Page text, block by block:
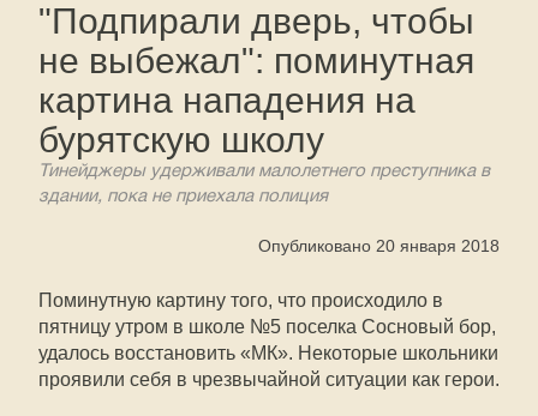
"Подпирали дверь, чтобы
не выбежал": поминутная
картина нападения на
бурятскую школу
Тинейджеры удерживали малолетнего преступника в
здании, пока не приехала полиция
Опубликовано 20 января 2018
Поминутную картину того, что происходило в
пятницу утром в школе №5 поселка Сосновый бор,
удалось восстановить «МК». Некоторые школьники
проявили себя в чрезвычайной ситуации как герои.